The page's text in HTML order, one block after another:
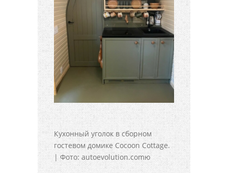
Кухонный уголок в сборном
гостевом домике Cocoon Cottage.
| Фото: autoevolution.comю